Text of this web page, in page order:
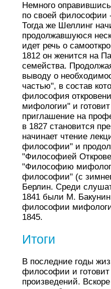
Немного
по своей философии
Тогда же Шеллинг
продолжавшуюся
идет речь о
1812 он женится на
семейства.
выводу о
частью", в состав
философия
мифологии" и
приглашение на
в 1827 становится
начинает чтение
философии" и
"Философией
"Философию
философии" (с
Берлин. Среди
1841 были М.
философии
1845.
Итоги
В последние годы
философии и
произведений.